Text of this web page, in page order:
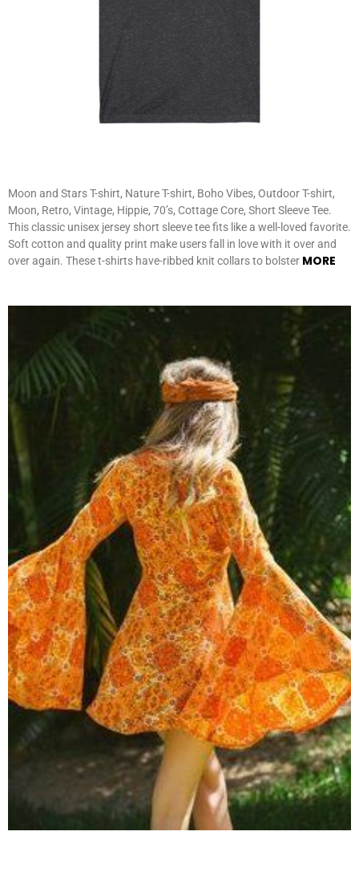
Moon and Stars T-shirt, Nature T-shirt, Boho Vibes, Outdoor T-shirt,
Moon, Retro, Vintage, Hippie, 70’s, Cottage Core, Short Sleeve Tee.
This classic unisex jersey short sleeve tee fits like a well-loved favorite.
Soft cotton and quality print make users fall in love with it over and
over again. These t-shirts have-ribbed knit collars to bolster MORE